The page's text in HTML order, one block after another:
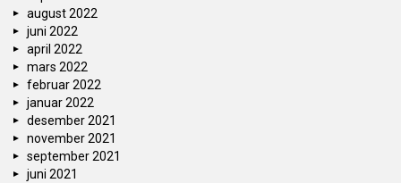
august 2022
juni 2022
april 2022
mars 2022
februar 2022
januar 2022
desember 2021
november 2021
september 2021
juni 2021